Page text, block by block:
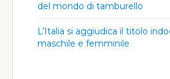
del mondo di tamburello
L’Italia si aggiudica il titolo
maschile e femminile